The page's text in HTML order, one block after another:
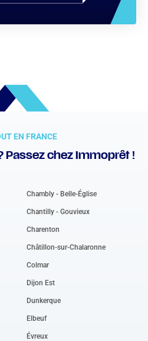
EN FRANCE
Passez chez Immoprêt !
Chambly - Belle-Église
Chantilly - Gouvieux
Charenton
Châtillon-sur-Chalaronne
Colmar
Dijon Est
Dunkerque
Elbeuf
Évreux